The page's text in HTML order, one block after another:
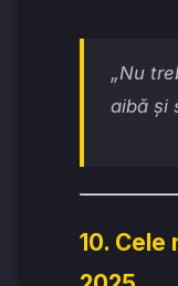
„Nu
aibă și
10. Cele